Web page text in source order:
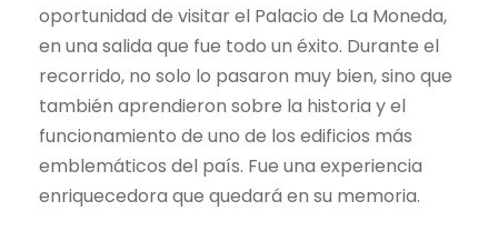
oportunidad de visitar el Palacio de La Moneda,
en una salida que fue todo un éxito. Durante el
recorrido, no solo lo pasaron muy bien, sino que
también aprendieron sobre la historia y el
funcionamiento de uno de los edificios más
emblemáticos del país. Fue una experiencia
enriquecedora que quedará en su memoria.